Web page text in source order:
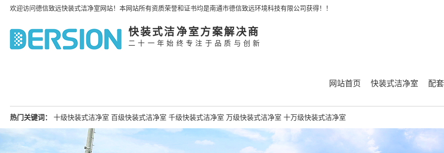
欢迎访问德信致远快装式洁净室网站！本网站所有资质荣誉和证书均是南通市德信致远环境科技有限公司获得！！
快装式洁净室方案解决商
二十一年始终专注于品质与创新
网站首页 快装式洁净室 配
热门关键词： 十级快装式洁净室 百级快装式洁净室 千级快装式洁净室 万级快装式洁净室 十万级快装式洁净室